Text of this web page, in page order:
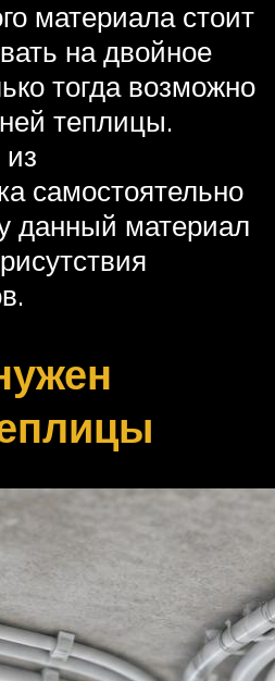
материала стоит
на двойное
тогда возможно
теплицы.
самостоятельно
данный материал